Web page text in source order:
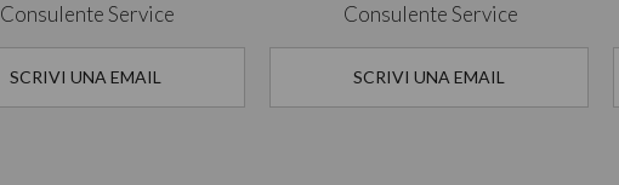
Consulente Service
SCRIVI UNA EMAIL
Consulente Service
SCRIVI UNA EMAIL